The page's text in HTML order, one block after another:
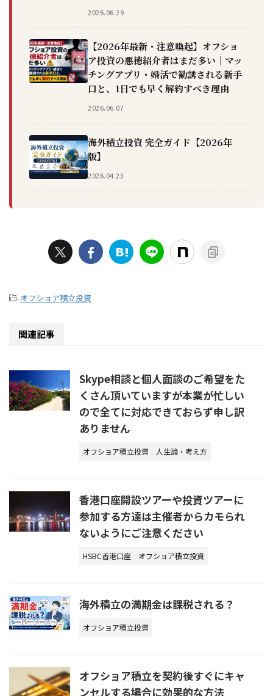
2026.06.29
【2026年最新・注意喚起】オフショ
ア投資の悪徳紹介者はまだ多い｜マッ
チングアプリ・婚活で勧誘される新手
口と、1日でも早く解約すべき理由
2026.06.07
海外積立投資 完全ガイド【2026年
版】
2026.04.23
-オフショア積立投資
関連記事
Skype相談と個人面談のご希望をた
くさん頂いていますが本業が忙しい
ので全てに対応できておらず申し訳
ありません
オフショア積立投資 人生論・考え方
香港口座開設ツアーや投資ツアーに
参加する方達は主催者からカモられ
ないようにご注意ください
HSBC香港口座 オフショア積立投資
海外積立の満期金は課税される？
オフショア積立投資
オフショア積立を契約後すぐにキャ
ンセルする場合に効果的な方法